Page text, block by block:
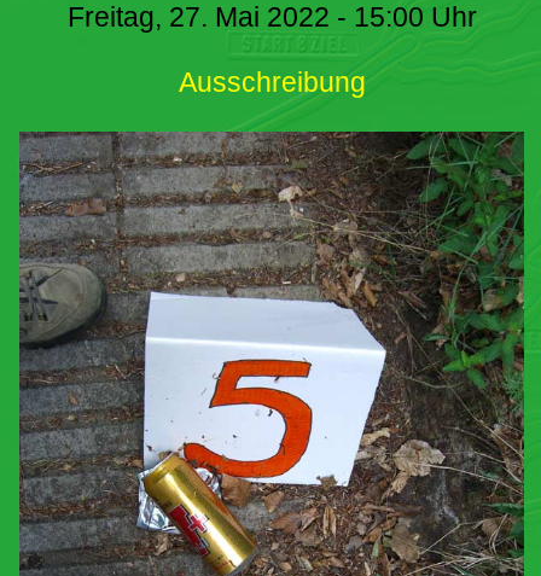
Freitag, 27. Mai 2022 - 15:00 Uhr
Ausschreibung